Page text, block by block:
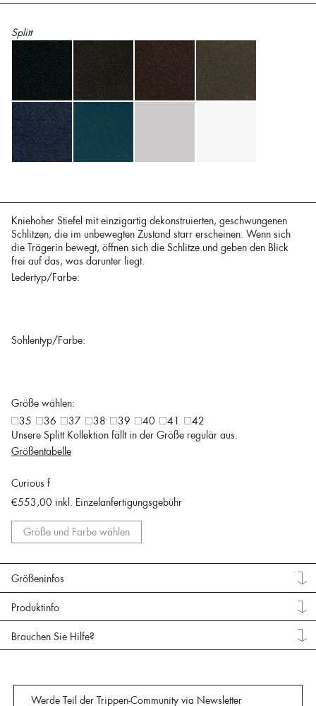
Splitt
Kniehoher Stiefel mit einzigartig dekonstruierten, geschwungenen
Schlitzen, die im unbewegten Zustand starr erscheinen. Wenn sich
die Trägerin bewegt, öffnen sich die Schlitze und geben den Blick
frei auf das, was darunter liegt.
Ledertyp/Farbe:
Sohlentyp/Farbe:
Größe wählen:
35
36 37 38 39 40 41
42
Unsere Splitt Kollektion fällt in der Größe regulär aus.
Größentabelle
Curious f
€553,00 inkl. Einzelanfertigungsgebühr
Größe und Farbe wählen
Größeninfos
Produktinfo
Brauchen Sie Hilfe?
Werde Teil der Trippen-Community via Newsletter